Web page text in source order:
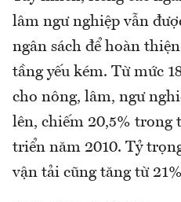
lâm ngư nghiệp vẫn
ngân sách để hoàn
tầng yếu kém. Từ mức
cho nông, lâm, ngư
lên, chiếm 20,5% trong
triển năm 2010. Tỷ
vận tải cũng tăng từ